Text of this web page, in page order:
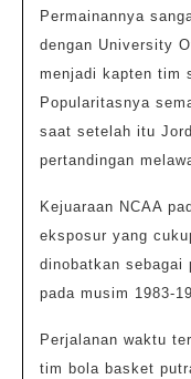
Permainannya
dengan University
menjadi kapten tim
Popularitasnya
saat setelah itu
pertandingan
Kejuaraan NCAA
eksposur yang
dinobatkan
pada musim 1983-
Perjalanan waktu
tim bola basket